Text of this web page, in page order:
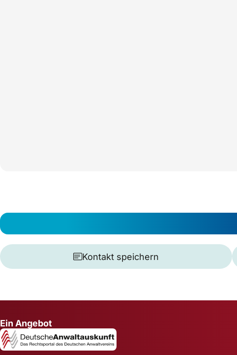
Kontakt speichern
Ein Angebot